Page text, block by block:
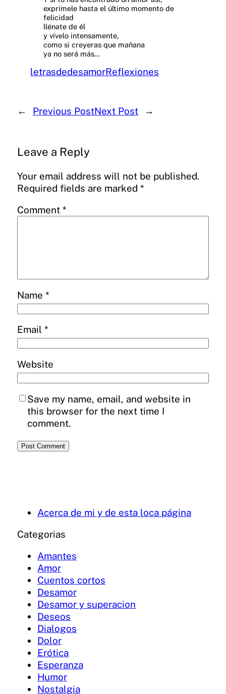
exprímele hasta el último momento de
felicidad
llénate de él
y vívelo intensamente,
como si creyeras que mañana
ya no será más…
letrasdedesamorReflexiones
← Previous PostNext Post →
Leave a Reply
Your email address will not be published.
Required fields are marked *
Comment *
Name *
Email *
Website
Save my name, email, and website in
this browser for the next time I
comment.
Acerca de mi y de esta loca página
Categorias
Amantes
Amor
Cuentos cortos
Desamor
Desamor y superacion
Deseos
Dialogos
Dolor
Erótica
Esperanza
Humor
Nostalgia